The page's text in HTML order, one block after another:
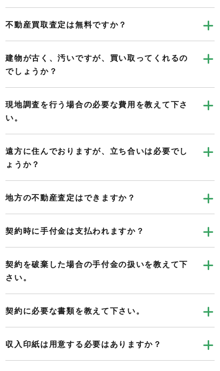
不動産買取査定は無料ですか？
建物が古く、汚いですが、買い取ってくれるの
でしょうか？
現地調査を行う場合の必要な費用を教えて下さ
い。
遠方に住んでおりますが、立ち合いは必要でし
ょうか？
地方の不動産査定はできますか？
契約時に手付金は支払われますか？
契約を破棄した場合の手付金の扱いを教えて下
さい。
契約に必要な書類を教えて下さい。
収入印紙は用意する必要はありますか？